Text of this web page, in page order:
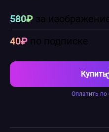
580₽за
40₽по подписке
Купить
Оплатить по